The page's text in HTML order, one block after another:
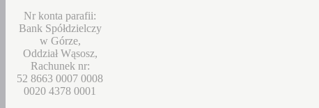
Nr konta parafii:
Bank Spółdzielczy
w Górze,
Oddział Wąsosz,
Rachunek nr:
52 8663 0007 0008
0020 4378 0001